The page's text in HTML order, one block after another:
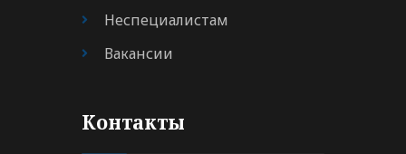
Неспециалистам
Вакансии
Контакты